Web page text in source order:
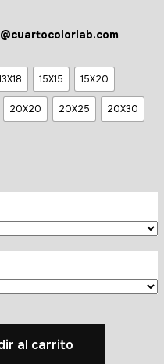
@cuartocolorlab.com
15X15 15X20
20X20 20X25 20X30
al carrito